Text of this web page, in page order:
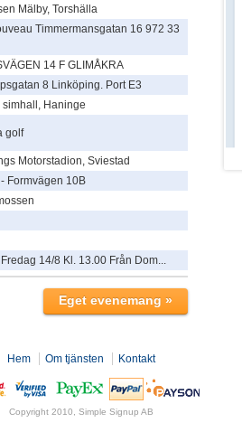
Mälby, Torshälla
Timmermansgatan 16 972 33
14 F GLIMÅKRA
8 Linköping. Port E3
simhall, Haninge
golf
Motorstadion, Sviestad
Formvägen 10B
14/8 Kl. 13.00 Från Dom...
Hem Om tjänsten Kontakt
Copyright 2010, Simple Signup AB